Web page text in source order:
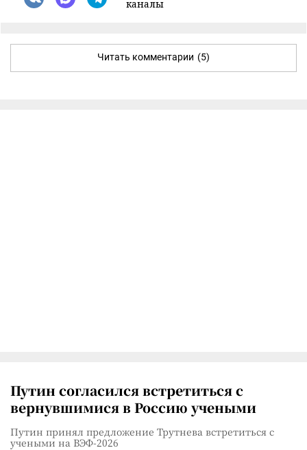
каналы
Читать комментарии (5)
Путин согласился встретиться с
вернувшимися в Россию учеными
Путин принял предложение Трутнева встретиться с
учеными на ВЭФ-2026